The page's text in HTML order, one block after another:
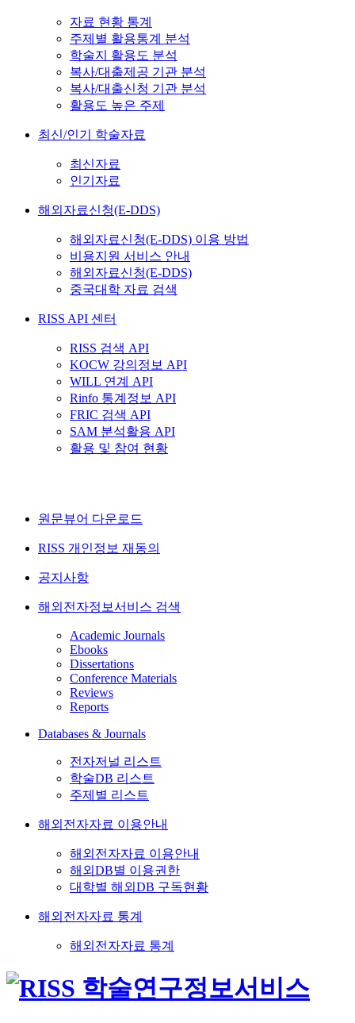
자료 현황 통계
주제별 활용통계 분석
학술지 활용도 분석
복사/대출제공 기관 분석
복사/대출신청 기관 분석
활용도 높은 주제
최신/인기 학술자료
최신자료
인기자료
해외자료신청(E-DDS)
해외자료신청(E-DDS) 이용 방법
비용지원 서비스 안내
해외자료신청(E-DDS)
중국대학 자료 검색
RISS API 센터
RISS 검색 API
KOCW 강의정보 API
WILL 연계 API
Rinfo 통계정보 API
FRIC 검색 API
SAM 분석활용 API
활용 및 참여 현황
원문뷰어 다운로드
RISS 개인정보 재동의
공지사항
해외전자정보서비스 검색
Academic Journals
Ebooks
Dissertations
Conference Materials
Reviews
Reports
Databases & Journals
전자저널 리스트
학술DB 리스트
주제별 리스트
해외전자자료 이용안내
해외전자자료 이용안내
해외DB별 이용권한
대학별 해외DB 구독현황
해외전자자료 통계
해외전자자료 통계